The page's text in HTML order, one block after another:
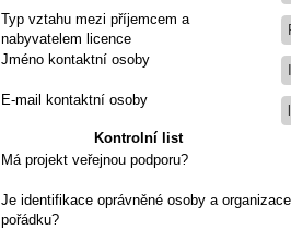
Typ vztahu mezi příjemcem a
nabyvatelem licence
Jméno kontaktní osoby
E-mail kontaktní osoby
Kontrolní list
Má projekt veřejnou podporu?
Je identifikace oprávněné osoby a
pořádku?